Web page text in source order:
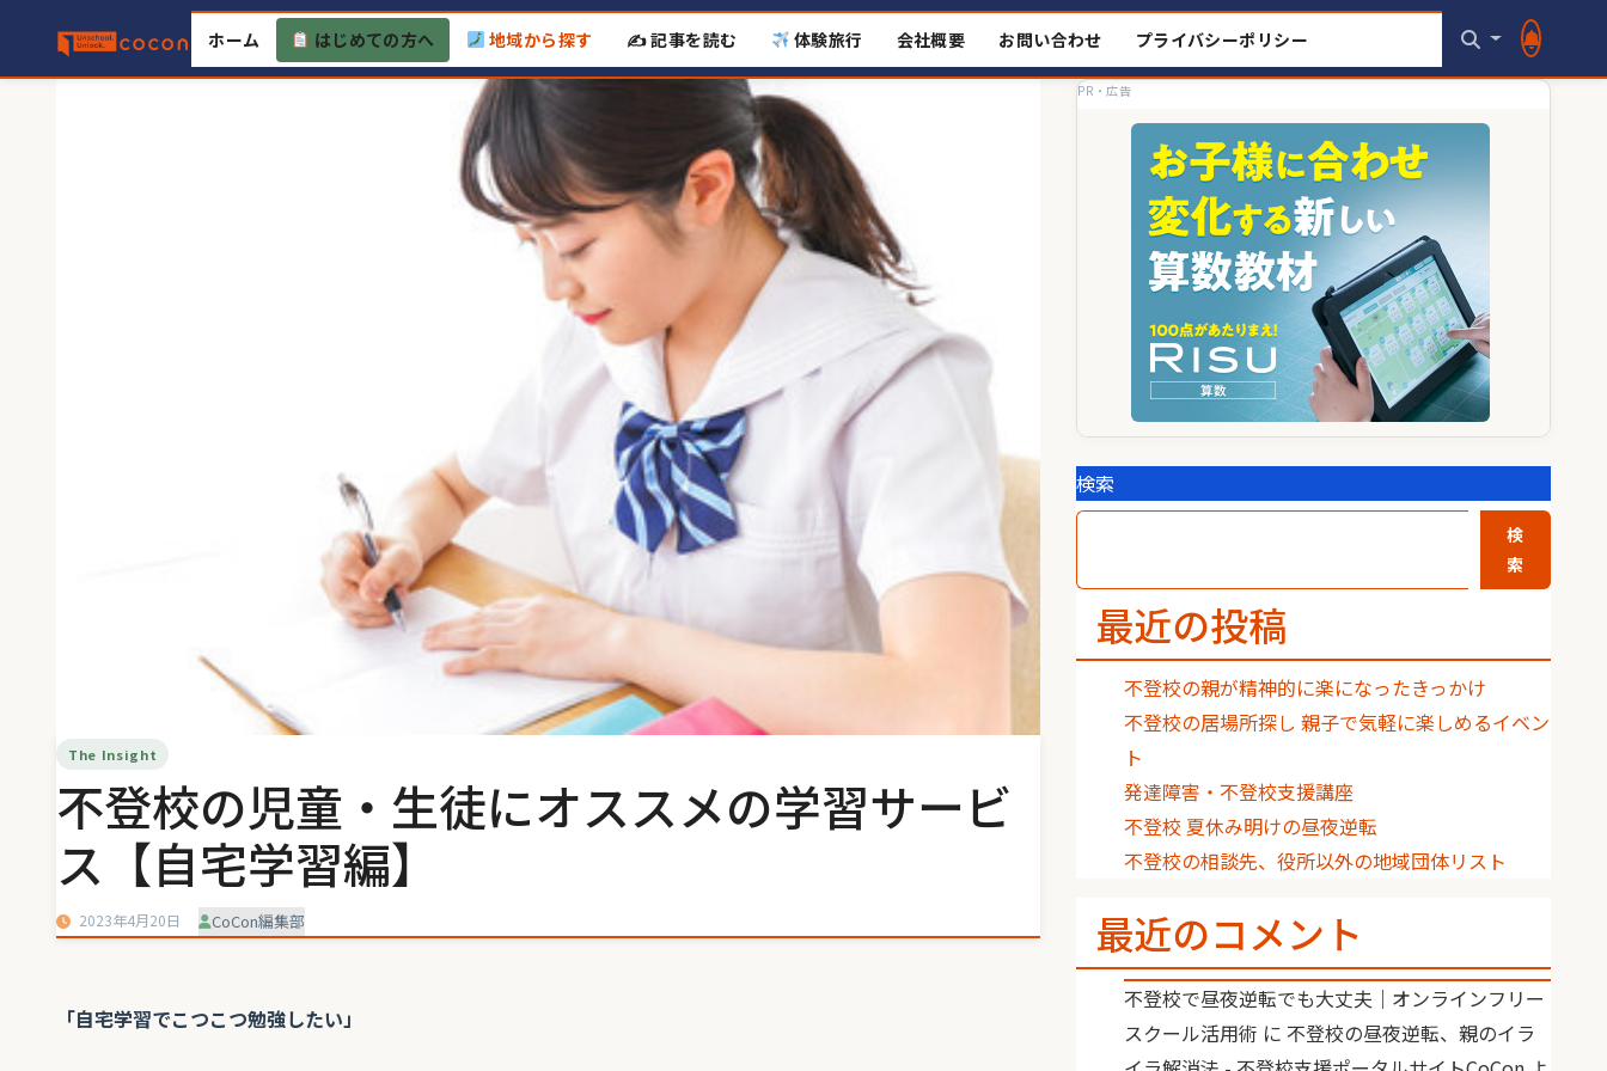
content
ホーム はじめての方へ 地域から探す ✍️ 記事を読む 体験旅行 会社概要 お問い合わせ プライバシーポリシー
The Insight
不登校の児童・生徒にオススメの学習サービ
ス【自宅学習編】
2023年4月20日 CoCon編集部
「自宅学習でこつこつ勉強したい」
PR・広告
検索
検
索
最近の投稿
不登校の親が精神的に楽になったきっかけ
不登校の居場所探し 親子で気軽に楽しめるイベン
ト
発達障害・不登校支援講座
不登校 夏休み明けの昼夜逆転
不登校の相談先、役所以外の地域団体リスト
最近のコメント
不登校で昼夜逆転でも大丈夫｜オンラインフリー
スクール活用術 に 不登校の昼夜逆転、親のイラ